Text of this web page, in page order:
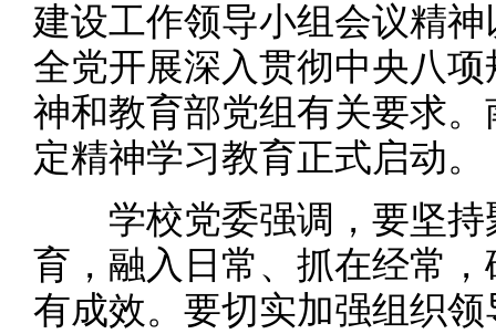
建设工作领导小组会议精
全党开展深入贯彻中央八
神和教育部党组有关要求
定精神学习教育正式启动。
学校党委强调，要坚持
育，融入日常、抓在经常
有成效。要切实加强组织